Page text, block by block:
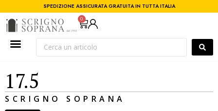
SPEDIZIONE ASSICURATA GRATUITA IN TUTTA ITALIA
0
17.5
SCRIGNO SOPRANA